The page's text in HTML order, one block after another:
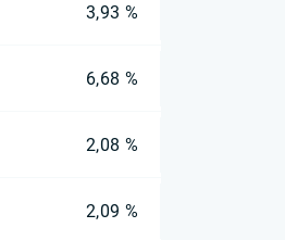
3,93 %
6,68 %
2,08 %
2,09 %